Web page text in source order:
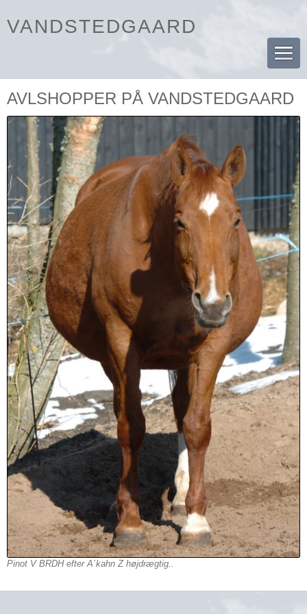
VANDSTEDGAARD
AVLSHOPPER PÅ VANDSTEDGAARD
Pinot V BRDH efter A`kahn Z højdrægtig..